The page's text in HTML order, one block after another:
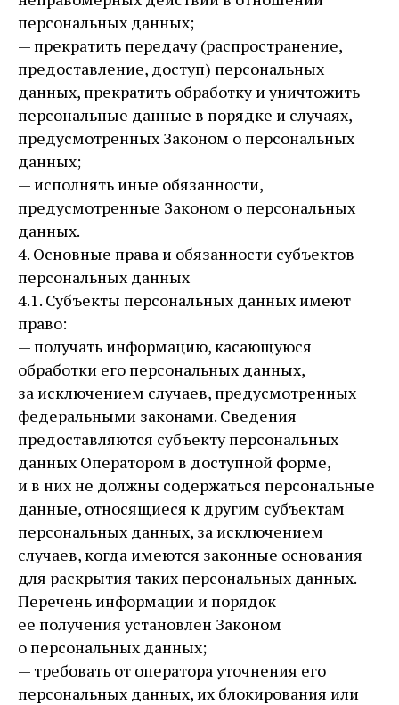
персональных данных;
— прекратить передачу (распространение,
предоставление, доступ) персональных
данных, прекратить обработку и уничтожить
персональные данные в порядке и случаях,
предусмотренных Законом о персональных
данных;
— исполнять иные обязанности,
предусмотренные Законом о персональных
данных.
4. Основные права и обязанности субъектов
персональных данных
4.1. Субъекты персональных данных имеют
право:
— получать информацию, касающуюся
обработки его персональных данных,
за исключением случаев, предусмотренных
федеральными законами. Сведения
предоставляются субъекту персональных
данных Оператором в доступной форме,
и в них не должны содержаться персональные
данные, относящиеся к другим субъектам
персональных данных, за исключением
случаев, когда имеются законные основания
для раскрытия таких персональных данных.
Перечень информации и порядок
ее получения установлен Законом
о персональных данных;
— требовать от оператора уточнения его
персональных данных, их блокирования или